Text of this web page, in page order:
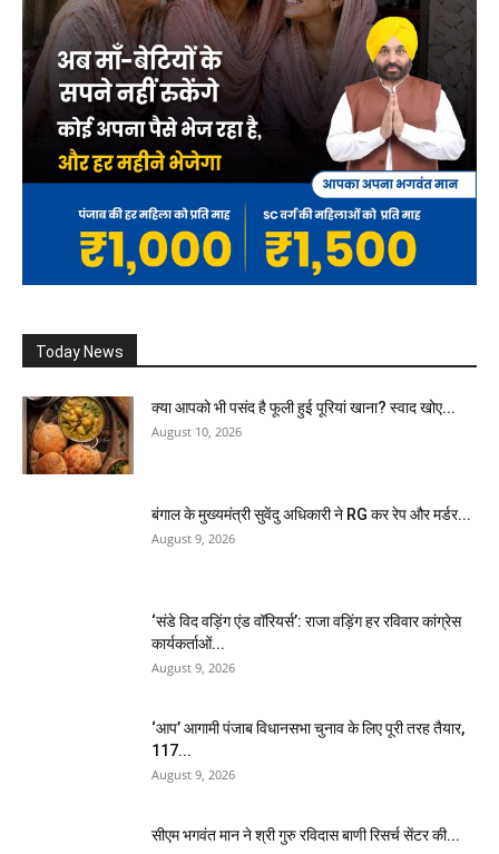
Today News
क्या आपको भी पसंद है फूली हुई पूरियां खाना? स्वाद खोए...
August 10, 2026
बंगाल के मुख्यमंत्री सुवेंदु अधिकारी ने RG कर रेप और मर्डर...
August 9, 2026
‘संडे विद वड़िंग एंड वॉरियर्स’: राजा वड़िंग हर रविवार कांग्रेस
कार्यकर्ताओं...
August 9, 2026
‘आप’ आगामी पंजाब विधानसभा चुनाव के लिए पूरी तरह तैयार,
117...
August 9, 2026
सीएम भगवंत मान ने श्री गुरु रविदास बाणी रिसर्च सेंटर की...